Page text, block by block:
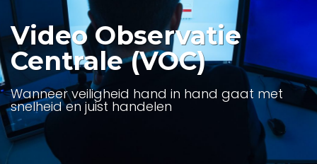
Video Observatie
Centrale (VOC)
Wanneer veiligheid hand in hand gaat met
snelheid en juist handelen